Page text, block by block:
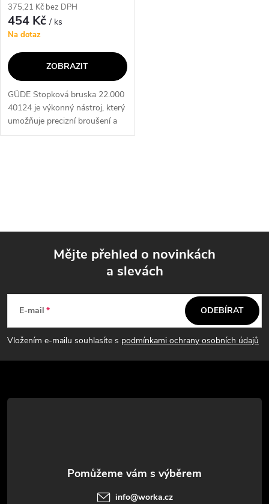
375,21 Kč bez DPH
454 Kč/ ks
Na dotaz
ZOBRAZIT
GÜDE Stopková bruska 22.000
40124 je výkonný nástroj, který
umožňuje precizní broušení a
tvarování materiálů. S
a
í
p
p
a
t
Mějte přehled o novinkách
a slevách
E-mail
Vložením e-mailu souhlasíte s podmínkami ochrany osobních údajů
ODEBÍRAT
info@worka.cz